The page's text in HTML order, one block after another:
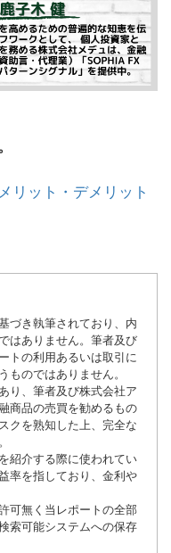
リット・デメリット
づき執筆されており、内
はありません。筆者及び
トの利用あるいは取引に
のではありません。
り、筆者及び株式会社ア
商品の売買を勧めるもの
クを熟知した上、完全な
紹介する際に使われてい
率を指しており、金利や
可無く当レポートの全部
索可能システムへの保存